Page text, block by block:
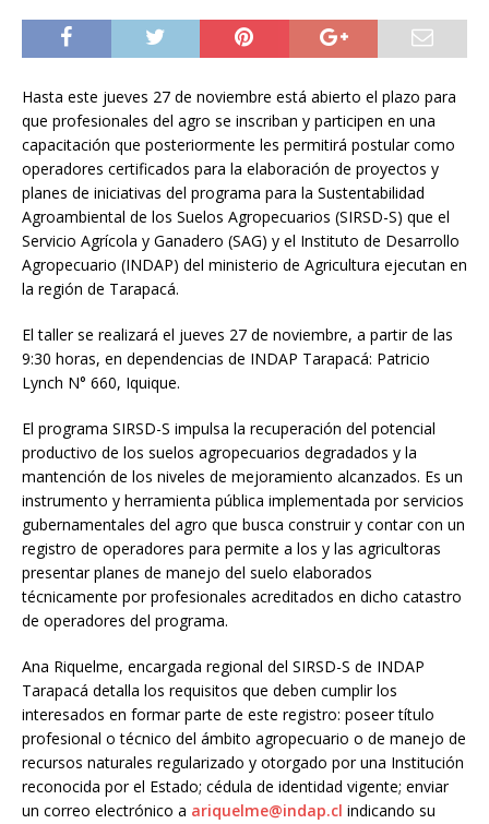
Hasta este jueves 27 de noviembre está abierto el plazo para
que profesionales del agro se inscriban y participen en una
capacitación que posteriormente les permitirá postular como
operadores certificados para la elaboración de proyectos y
planes de iniciativas del programa para la Sustentabilidad
Agroambiental de los Suelos Agropecuarios (SIRSD-S) que el
Servicio Agrícola y Ganadero (SAG) y el Instituto de Desarrollo
Agropecuario (INDAP) del ministerio de Agricultura ejecutan en
la región de Tarapacá.
El taller se realizará el jueves 27 de noviembre, a partir de las
9:30 horas, en dependencias de INDAP Tarapacá: Patricio
Lynch N° 660, Iquique.
El programa SIRSD-S impulsa la recuperación del potencial
productivo de los suelos agropecuarios degradados y la
mantención de los niveles de mejoramiento alcanzados. Es un
instrumento y herramienta pública implementada por servicios
gubernamentales del agro que busca construir y contar con un
registro de operadores para permite a los y las agricultoras
presentar planes de manejo del suelo elaborados
técnicamente por profesionales acreditados en dicho catastro
de operadores del programa.
Ana Riquelme, encargada regional del SIRSD-S de INDAP
Tarapacá detalla los requisitos que deben cumplir los
interesados en formar parte de este registro: poseer título
profesional o técnico del ámbito agropecuario o de manejo de
recursos naturales regularizado y otorgado por una Institución
reconocida por el Estado; cédula de identidad vigente; enviar
un correo electrónico a ariquelme@indap.cl indicando su